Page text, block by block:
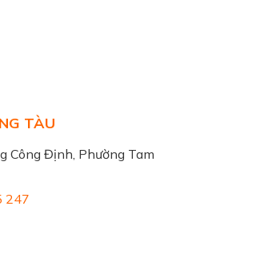
TÀU
Công Định, Phường Tam
247